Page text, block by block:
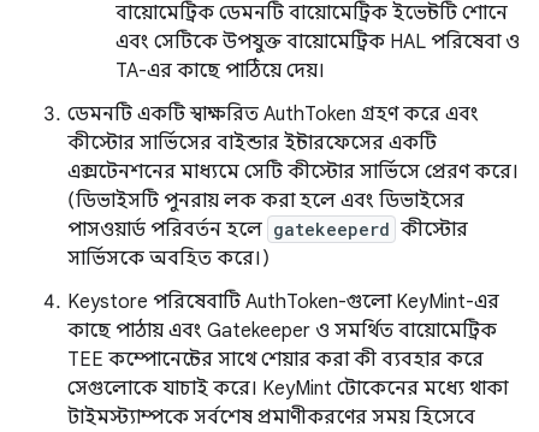
বায়োমেট্রিক ডেমনটি বায়োমেট্রিক ইভেন্টটি শোনে
এবং সেটিকে উপযুক্ত বায়োমেট্রিক HAL পরিষেবা ও
TA-এর কাছে পাঠিয়ে দেয়।
ডেমনটি একটি স্বাক্ষরিত AuthToken গ্রহণ করে এবং
কীস্টোর সার্ভিসের বাইন্ডার ইন্টারফেসের একটি
এক্সটেনশনের মাধ্যমে সেটি কীস্টোর সার্ভিসে প্রেরণ করে।
(ডিভাইসটি পুনরায় লক করা হলে এবং ডিভাইসের
পাসওয়ার্ড পরিবর্তন হলে gatekeeperd কীস্টোর
সার্ভিসকে অবহিত করে।)
Keystore পরিষেবাটি AuthToken-গুলো KeyMint-এর
কাছে পাঠায় এবং Gatekeeper ও সমর্থিত বায়োমেট্রিক
TEE কম্পোনেন্টের সাথে শেয়ার করা কী ব্যবহার করে
সেগুলোকে যাচাই করে। KeyMint টোকেনের মধ্যে থাকা
টাইমস্ট্যাম্পকে সর্বশেষ প্রমাণীকরণের সময় হিসেবে